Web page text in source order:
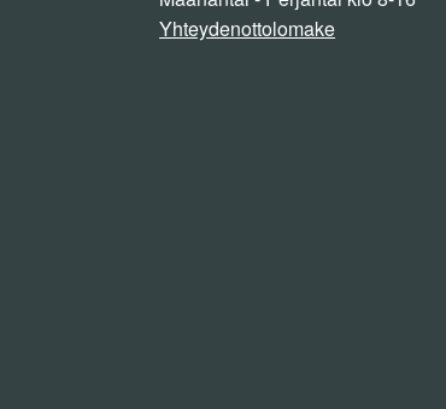
Yhteydenottolomake